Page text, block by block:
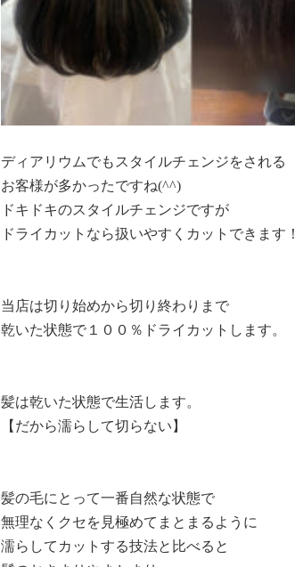
ディアリウムでもスタイルチェンジをされる
お客様が多かったですね(^^)
ドキドキのスタイルチェンジですが
ドライカットなら扱いやすくカットできます！
当店は切り始めから切り終わりまで
乾いた状態で １００％ドライカットします。
髪は乾いた状態で生活します。
【だから濡らして切らない】
髪の毛にとって一番自然な状態で
無理なくクセを見極めてまとまるように
濡らしてカットする技法と比べると